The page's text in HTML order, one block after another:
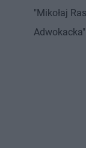
"Mikołaj